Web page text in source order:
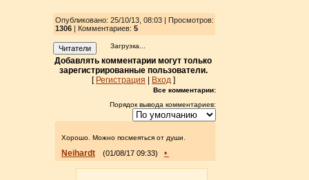
Опубликовано: 25/10/13, 08:03 | Просмотров:
1306| Комментариев: 5
Читатели Загрузка...
Добавлять комментарии могут только
зарегистрированные пользователи.
[ Регистрация Вход]
Все комментарии:
Порядок вывода комментариев:
Хорошо. Можно посмеяться от души.
Neihardt (01/08/17 09:33) •